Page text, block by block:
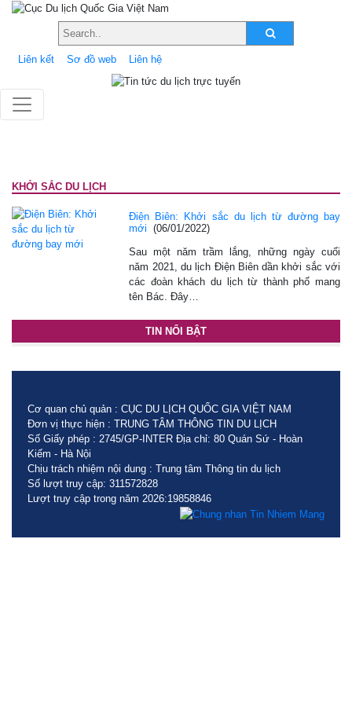
Liên kết Sơ đồ web Liên hệ
KHỞI SẮC DU LỊCH
Điện Biên: Khởi sắc du lịch từ đường bay
mới
(06/01/2022)
Sau một năm trầm lắng, những ngày cuối
năm 2021, du lịch Điện Biên dần khởi sắc với
các đoàn khách du lịch từ thành phố mang
tên Bác. Đây…
TIN NỔI BẬT
Cơ quan chủ quản : CỤC DU LỊCH QUỐC GIA VIỆT NAM
Đơn vị thực hiện : TRUNG TÂM THÔNG TIN DU LỊCH
Số Giấy phép : 2745/GP-INTER Địa chỉ: 80 Quán Sứ - Hoàn
Kiếm - Hà Nội
Chịu trách nhiệm nội dung : Trung tâm Thông tin du lịch
Số lượt truy cập: 311572828
Lượt truy cập trong năm 2026:19858846